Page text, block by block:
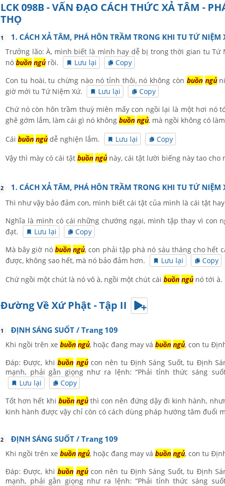
LCK 098B - VẤN ĐẠO CÁCH THỨC XẢ TÂM -
THỌ
1 1. CÁCH XẢ TÂM, PHÁ HÔN TRẦM TRONG KHI TU TỨ NIỆM
Trưởng lão: À, mình biết là mình hay dễ bị trong thời gian tu
nó buồn ngủrồi. Lưu lại
Copy
Con tu hoài, tu chừng nào nó tỉnh thôi, nó không còn buồn ngủ
giờ mới tu Tứ Niệm Xứ.
Lưu lại
Copy
Chứ nó còn hôn trầm thuỳ miên mấy con ngồi lại là một hơi
ghê gớm lắm, làm cái gì nó không buồn ngủ, mà ngồi không có
Cái buồn ngủdễ nghiện lắm. Lưu lại
Copy
Vậy thì mày có cái tật buồn ngủnày, cái tật lười biếng này tao cho
2 1. CÁCH XẢ TÂM, PHÁ HÔN TRẦM TRONG KHI TU TỨ NIỆM
Thì như vậy bảo đảm con, mình biết cái tật của mình là cái tật
Nghĩa là mình có cái những chướng ngại, mình tập thay vì con
đạt.
Lưu lại
Copy
Mà bây giờ nó buồn ngủ, con phải tập phá nó sáu tháng cho hết
được, không sao hết, mà nó bảo đảm hơn.
Lưu lại
Copy
Chứ ngồi một chút là nó vô à, ngồi một chút cái buồn ngủnó tới à.
Đường Về Xứ Phật - Tập II
1 ĐỊNH SÁNG SUỐT / Trang 109
Khi ngồi trên xe buồn ngủ, hoặc đang may vá buồn ngủ, con tu
Đáp: Được, khibuồn ngủcon nên tu Định Sáng Suốt, tu Định
mạnh, phải gằn giọng như ra lệnh: “Phải tỉnh thức sáng
Lưu lại
Copy
Tốt hơn hết khi buồn ngủthì con nên đứng dậy đi kinh hành,
kinh hành được vậy chỉ còn có cách dùng pháp hướng tâm đuổi
2 ĐỊNH SÁNG SUỐT / Trang 109
Khi ngồi trên xe buồn ngủ, hoặc đang may vá buồn ngủ, con tu
Đáp: Được, khibuồn ngủcon nên tu Định Sáng Suốt, tu Định
mạnh, phải gằn giọng như ra lệnh: “Phải tỉnh thức sáng